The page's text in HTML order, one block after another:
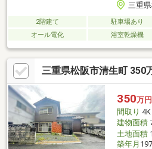
三重
2階建て 駐車場あり
オール電化
浴室乾燥機
三重県松阪市清生町 350
350万円
間取り 4K
建物面積
土地面積
築年月